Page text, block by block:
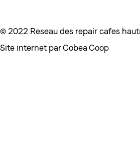
© 2022 Reseau des repair cafes
Site internet parCobea Coop